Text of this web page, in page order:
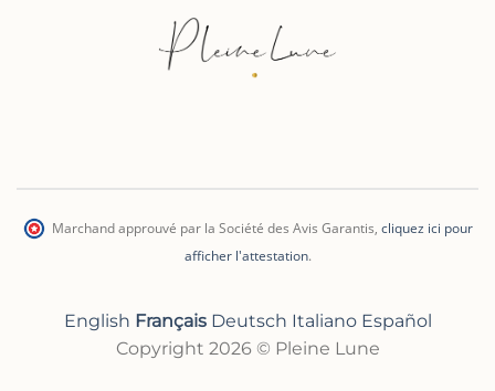
Marchand approuvé par la Société des Avis Garantis, cliquez ici pour
afficher l'attestation.
English Français Deutsch Italiano Español
Copyright 2026 © Pleine Lune